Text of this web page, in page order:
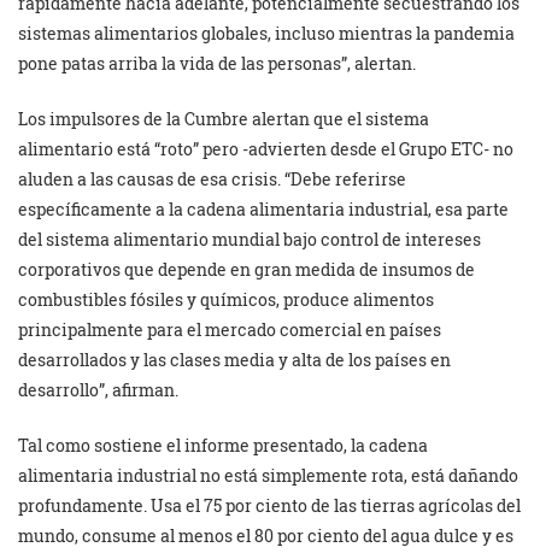
sistemas alimentarios globales, incluso mientras la pandemia
pone patas arriba la vida de las personas”, alertan.
Los impulsores de la Cumbre alertan que el sistema
alimentario está “roto” pero -advierten desde el Grupo ETC- no
aluden a las causas de esa crisis. “Debe referirse
específicamente a la cadena alimentaria industrial, esa parte
del sistema alimentario mundial bajo control de intereses
corporativos que depende en gran medida de insumos de
combustibles fósiles y químicos, produce alimentos
principalmente para el mercado comercial en países
desarrollados y las clases media y alta de los países en
desarrollo”, afirman.
Tal como sostiene el informe presentado, la cadena
alimentaria industrial no está simplemente rota, está dañando
profundamente. Usa el 75 por ciento de las tierras agrícolas del
mundo, consume al menos el 80 por ciento del agua dulce y es